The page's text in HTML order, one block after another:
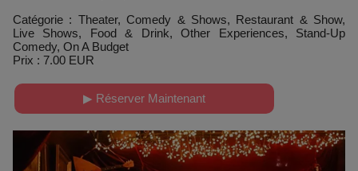
Catégorie : Theater, Comedy & Shows, Restaurant & Show,
Live Shows, Food & Drink, Other Experiences, Stand-Up
Comedy, On A Budget
Prix : 7.00 EUR
▶ Réserver Maintenant